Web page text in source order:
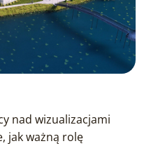
nad wizualizacjami
jak ważną rolę